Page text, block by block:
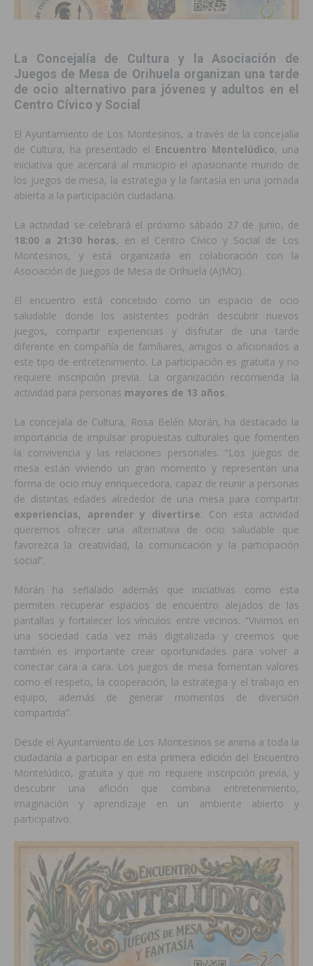
La Concejalía de Cultura y la Asociación de
Juegos de Mesa de Orihuela organizan una tarde
de ocio alternativo para jóvenes y adultos en el
Centro Cívico y Social
El Ayuntamiento de Los Montesinos, a través de la concejalía
de Cultura, ha presentado el Encuentro Montelúdico, una
iniciativa que acercará al municipio el apasionante mundo de
los juegos de mesa, la estrategia y la fantasía en una jornada
abierta a la participación ciudadana.
La actividad se celebrará el próximo sábado 27 de junio, de
18:00 a 21:30 horas, en el Centro Cívico y Social de Los
Montesinos, y está organizada en colaboración con la
Asociación de Juegos de Mesa de Orihuela (AJMO).
El encuentro está concebido como un espacio de ocio
saludable donde los asistentes podrán descubrir nuevos
juegos, compartir experiencias y disfrutar de una tarde
diferente en compañía de familiares, amigos o aficionados a
este tipo de entretenimiento. La participación es gratuita y no
requiere inscripción previa. La organización recomienda la
actividad para personas mayores de 13 años.
La concejala de Cultura, Rosa Belén Morán, ha destacado la
importancia de impulsar propuestas culturales que fomenten
la convivencia y las relaciones personales. “Los juegos de
mesa están viviendo un gran momento y representan una
forma de ocio muy enriquecedora, capaz de reunir a personas
de distintas edades alrededor de una mesa para compartir
experiencias, aprender y divertirse. Con esta actividad
queremos ofrecer una alternativa de ocio saludable que
favorezca la creatividad, la comunicación y la participación
social”.
Morán ha señalado además que iniciativas como esta
permiten recuperar espacios de encuentro alejados de las
pantallas y fortalecer los vínculos entre vecinos. “Vivimos en
una sociedad cada vez más digitalizada y creemos que
también es importante crear oportunidades para volver a
conectar cara a cara. Los juegos de mesa fomentan valores
como el respeto, la cooperación, la estrategia y el trabajo en
equipo, además de generar momentos de diversión
compartida”.
Desde el Ayuntamiento de Los Montesinos se anima a toda la
ciudadanía a participar en esta primera edición del Encuentro
Montelúdico, gratuita y que no requiere inscripción previa, y
descubrir una afición que combina entretenimiento,
imaginación y aprendizaje en un ambiente abierto y
participativo.